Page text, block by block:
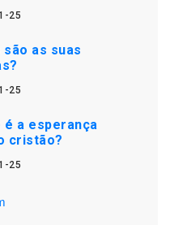
25
são as suas
25
é a esperança
cristão?
25